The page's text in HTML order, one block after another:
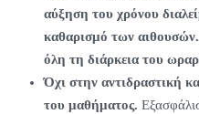
αύξηση του χρόνου
καθαρισμό των
όλη τη διάρκεια του
Όχι στην αντιδραστική
του μαθήματος.